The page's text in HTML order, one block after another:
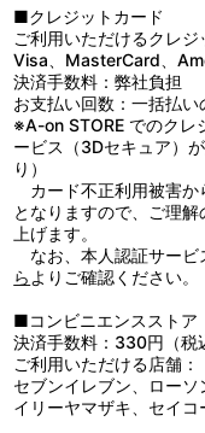
・回替わりパートダイ
演）
M04 UNSTOPPABLE
M05 ALL TOGETHER
M06 Against God
M07 一人仮面舞踏会(ロ
M08 Blauer Vogel
M09 迷ったらまずほら､
M10 栄光のStickerei
M11 俺の生き様
M12 至高の空
M13 Virgin Breath
M14 Time has come
M15 No Surrender
M16 BLUE
M18 この場所から
M19 JUMP
M20 DA･DA･DA
M21 YELL
M22 ゴンタクレ
効果：大村雄太／電源：
中村謙太／プロンプタ
ティング：ネルケプラン
力：エム・スタイル、ア
OFF、スノーホワイトミ
M.S.C／制作：大塚健太
津田英佑／高橋直純／檜
＜比嘉中学校＞ 新垣樽
＜四天宝寺中学校＞ 大
＜高校生＞ 安元洋貴／
笑福亭茶光／川上貴史／
＜ドイツ代表＞ 利根健
綿貫竜之介／落合福嗣／
■クレジットカード
ご利用いただけるクレジ
Visa、MasterCard、
決済手数料：弊社負担
お支払い回数：一括払い
※A-on STORE でのクレ
ービス（3Dセキュア）
り）
カード不正利用被害か
となりますので、ご理
上げます。
なお、本人認証サービ
ら よりご確認ください。
■コンビニエンスストア
決済手数料：330円（税
ご利用いただける店舗：
セブンイレブン、ロー
イリーヤマザキ、セイコ